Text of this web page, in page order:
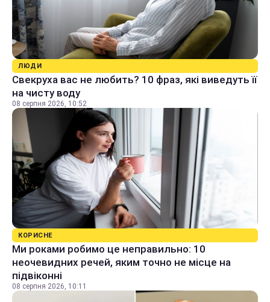
ЛЮДИ
Свекруха вас не любить? 10 фраз, які виведуть її
на чисту воду
08 серпня 2026, 10:52
КОРИСНЕ
Ми роками робимо це неправильно: 10
неочевидних речей, яким точно не місце на
підвіконні
08 серпня 2026, 10:11